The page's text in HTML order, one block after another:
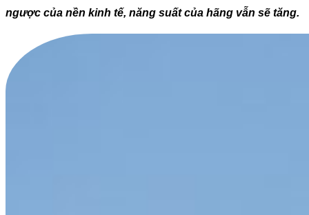
ngược của nền kinh tế, năng suất của hãng vẫn sẽ tăng.